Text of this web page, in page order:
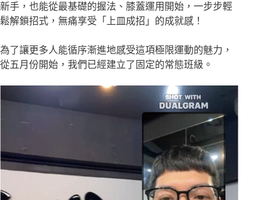
新手，也能從最基礎的握法、膝蓋運用開始，一步步輕
鬆解鎖招式，無痛享受「上皿成招」的成就感！
為了讓更多人能循序漸進地感受這項極限運動的魅力，
從五月份開始，我們已經建立了固定的常態班級。